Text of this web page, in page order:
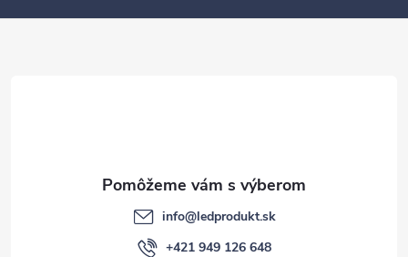
t
info@ledprodukt.sk
+421 949 126 648